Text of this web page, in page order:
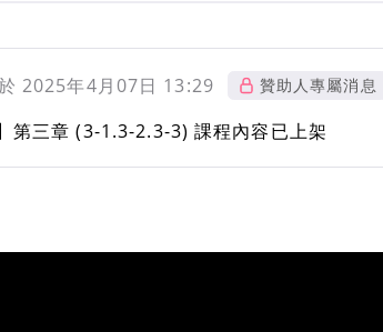
2025年4月07日 13:29 贊助人專屬消息
第三章 (3-1.3-2.3-3) 課程內容已上架